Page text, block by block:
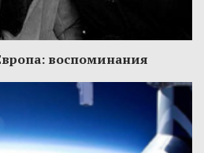
воспоминания